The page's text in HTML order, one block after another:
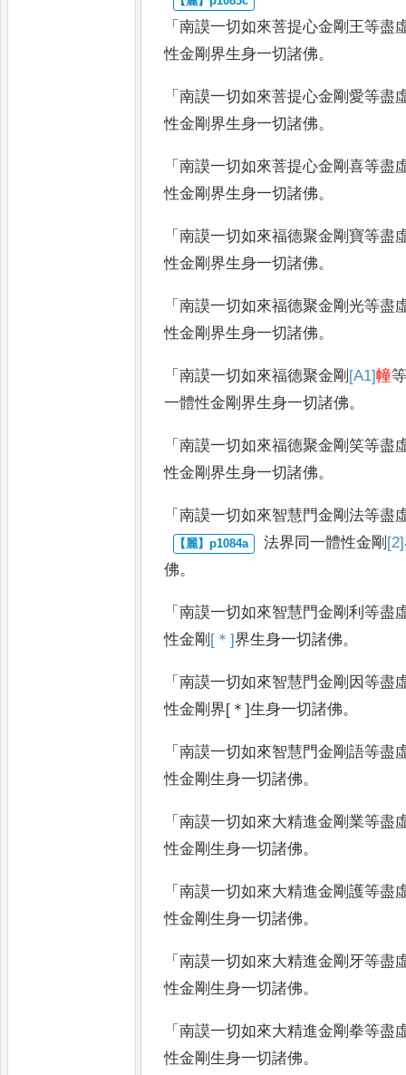
「南謨一切如來菩提心金剛王等盡
性金剛界生身一切諸佛。
「南謨一切如來菩提心金剛愛等盡
性金剛界生身一切諸佛。
「南謨一切如來菩提心金剛喜等盡
性金剛界生身一切諸佛。
「南謨一切如來福德聚金剛寶等盡
性金剛界生身一切諸佛。
「南謨一切如來福德聚金剛光等盡
性金剛界生身一切諸佛。
「南謨一切如來福德聚金剛 [A1]幢
一體性金剛界生身一切諸佛。
「南謨一切如來福德聚金剛笑等盡
性金剛界生身一切諸佛。
「南謨一切如來智慧門金剛法等盡
法界同一體性金剛 [2]
佛。
「南謨一切如來智慧門金剛利等盡
性金剛 [＊]界生身一切諸佛。
「南謨一切如來智慧門金剛因等盡
性金剛界[＊]生身一切諸佛。
「南謨一切如來智慧門金剛語等盡
性金剛生身一切諸佛。
「南謨一切如來大精進金剛業等盡
性金剛生身一切諸佛。
「南謨一切如來大精進金剛護等盡
性金剛生身一切諸佛。
「南謨一切如來大精進金剛牙等盡
性金剛生身一切諸佛。
「南謨一切如來大精進金剛拳等盡
性金剛生身一切諸佛。